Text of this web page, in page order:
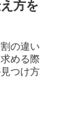
方を
の違い
める際
つけ方